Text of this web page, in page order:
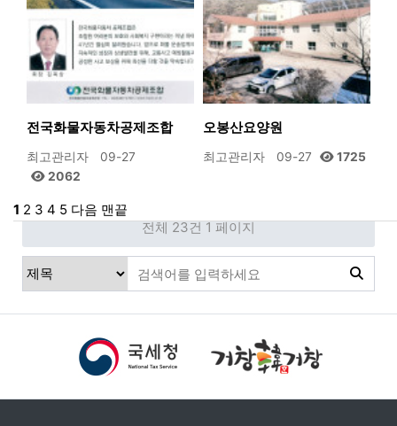
전국화물자동차공제조합
최고관리자
09-27
2062
오봉산요양원
최고관리자 09-27 1725
1 2 3 4 5 다음 맨끝
전체 23건 1 페이지